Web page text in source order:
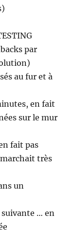
par
au fur et à
en fait
sur le mur
fait pas
très
un
… en